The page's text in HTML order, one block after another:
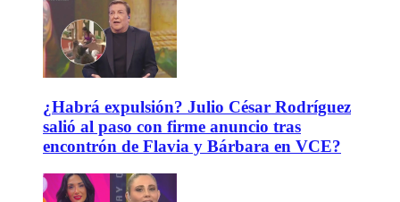
¿Habrá expulsión? Julio César Rodríguez
salió al paso con firme anuncio tras
encontrón de Flavia y Bárbara en VCE?